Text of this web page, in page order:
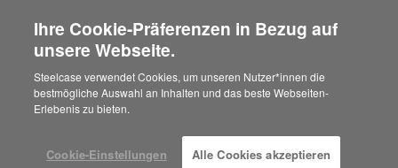
Are you in United States?
Would you like to see Products we sell in
your region?
Americas
Español
Planungsidee
ID: VE2GY4HK
Ihre Cookie-Präferenzen in Bezug auf
unsere Webseite.
Steelcase verwendet Cookies, um unseren Nutzer*innen die
bestmögliche Auswahl an Inhalten und das beste Webseiten-
Erlebenis zu bieten.
Cookie-Einstellungen Alle Cookies akzeptieren